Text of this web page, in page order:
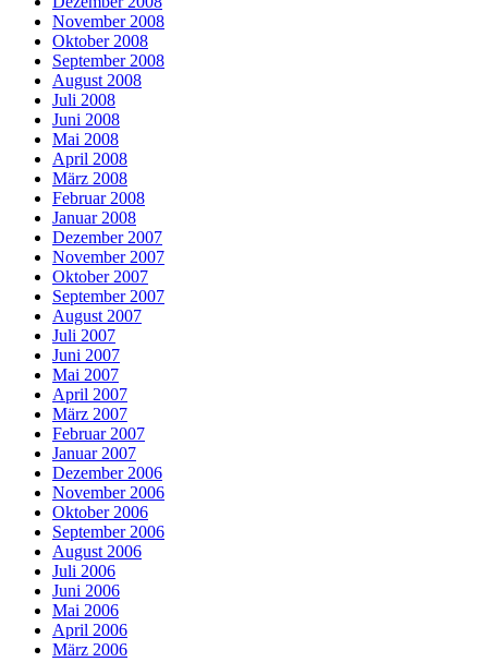
November 2008
Oktober 2008
September 2008
August 2008
Juli 2008
Juni 2008
Mai 2008
April 2008
März 2008
Februar 2008
Januar 2008
Dezember 2007
November 2007
Oktober 2007
September 2007
August 2007
Juli 2007
Juni 2007
Mai 2007
April 2007
März 2007
Februar 2007
Januar 2007
Dezember 2006
November 2006
Oktober 2006
September 2006
August 2006
Juli 2006
Juni 2006
Mai 2006
April 2006
März 2006